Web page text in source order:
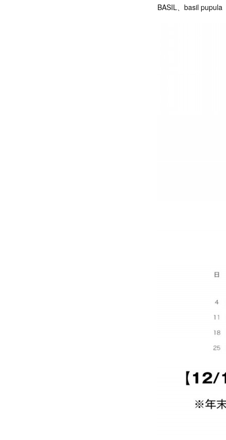
BASIL、basil pupula